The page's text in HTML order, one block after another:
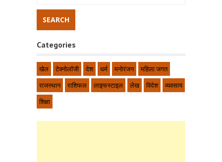
Categories
खेल टेक्नोलॉजी देश धर्म मनोरंजन
महिला जगत
राजस्थान
राशिफल लाइफस्टाइल लेख विदेश
व्यवसाय
शिक्षा